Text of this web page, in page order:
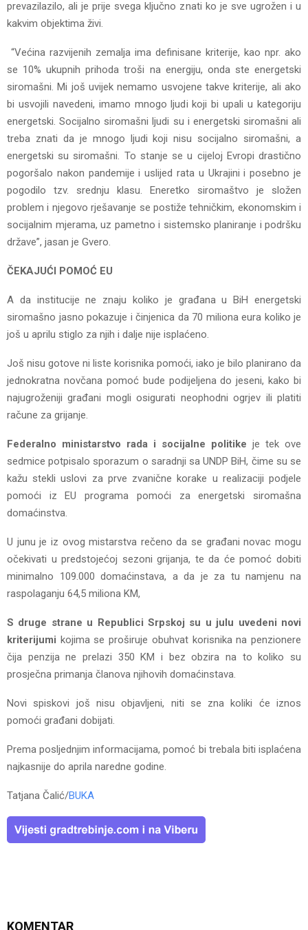
prevazilazilo, ali je prije svega ključno znati ko je sve ugrožen i u
kakvim objektima živi.
“Većina razvijenih zemalja ima definisane kriterije, kao npr. ako
se 10% ukupnih prihoda troši na energiju, onda ste energetski
siromašni. Mi još uvijek nemamo usvojene takve kriterije, ali ako
bi usvojili navedeni, imamo mnogo ljudi koji bi upali u kategoriju
energetski. Socijalno siromašni ljudi su i energetski siromašni ali
treba znati da je mnogo ljudi koji nisu socijalno siromašni, a
energetski su siromašni. To stanje se u cijeloj Evropi drastično
pogoršalo nakon pandemije i uslijed rata u Ukrajini i posebno je
pogodilo tzv. srednju klasu. Eneretko siromaštvo je složen
problem i njegovo rješavanje se postiže tehničkim, ekonomskim i
socijalnim mjerama, uz pametno i sistemsko planiranje i podršku
države”, jasan je Gvero.
ČEKAJUĆI POMOĆ EU
A da institucije ne znaju koliko je građana u BiH energetski
siromašno jasno pokazuje i činjenica da 70 miliona eura koliko je
još u aprilu stiglo za njih i dalje nije isplaćeno.
Još nisu gotove ni liste korisnika pomoći, iako je bilo planirano da
jednokratna novčana pomoć bude podijeljena do jeseni, kako bi
najugroženiji građani mogli osigurati neophodni ogrjev ili platiti
račune za grijanje.
Federalno ministarstvo rada i socijalne politike je tek ove
sedmice potpisalo sporazum o saradnji sa UNDP BiH, čime su se
kažu stekli uslovi za prve zvanične korake u realizaciji podjele
pomoći iz EU programa pomoći za energetski siromašna
domaćinstva.
U junu je iz ovog mistarstva rečeno da se građani novac mogu
očekivati u predstojećoj sezoni grijanja, te da će pomoć dobiti
minimalno 109.000 domaćinstava, a da je za tu namjenu na
raspolaganju 64,5 miliona KM,
S druge strane u Republici Srpskoj su u julu uvedeni novi
kriterijumi kojima se proširuje obuhvat korisnika na penzionere
čija penzija ne prelazi 350 KM i bez obzira na to koliko su
prosječna primanja članova njihovih domaćinstava.
Novi spiskovi još nisu objavljeni, niti se zna koliki će iznos
pomoći građani dobijati.
Prema posljednjim informacijama, pomoć bi trebala biti isplaćena
najkasnije do aprila naredne godine.
Tatjana Čalić/BUKA
KOMENTAR